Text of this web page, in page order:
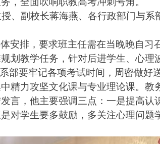
、副校长蒋海燕、各行政部门与系
安排，要求班主任需在当晚晚自习
划教学任务，针对后进学生、心理
部要牢记各项考试时间，周密做好
精力攻坚文化课与专业理论课。教
言， 他主要强调三点 ：一是提高认
是对学生要多鼓励，多关注心理问题